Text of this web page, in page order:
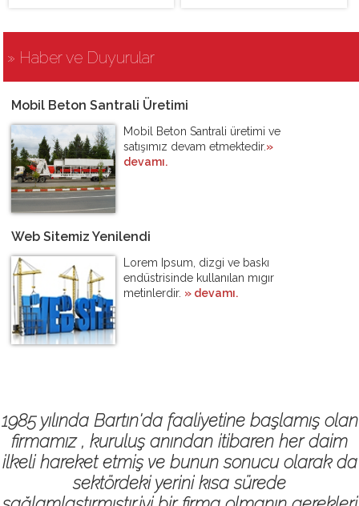
» Haber ve Duyurular
Mobil Beton Santrali Üretimi
Mobil Beton Santrali üretimi ve
satışımız devam etmektedir.»
devamı.
Web Sitemiz Yenilendi
Lorem Ipsum, dizgi ve baskı
endüstrisinde kullanılan mıgır
metinlerdir. » devamı.
1985 yılında Bartın'da faaliyetine başlamış olan
firmamız , kuruluş anından itibaren her daim
ilkeli hareket etmiş ve bunun sonucu olarak da
sektördeki yerini kısa sürede